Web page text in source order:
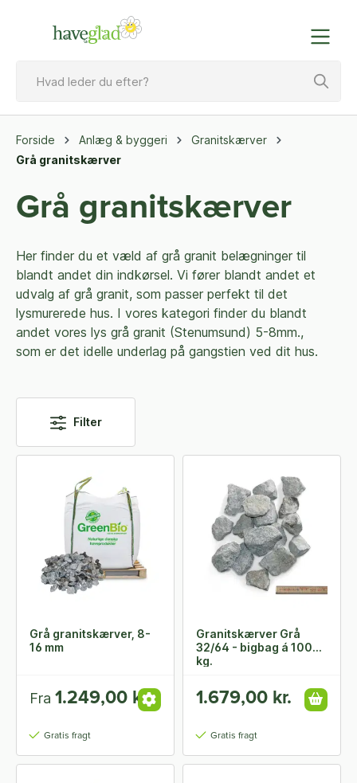
Forside Anlæg & byggeri
Granitskærver
Grå granitskærver
Grå granitskærver
Her finder du et væld af grå granit belægninger til
blandt andet din indkørsel. Vi fører blandt andet et
udvalg af grå granit, som passer perfekt til det
lysmurerede hus. I vores kategori finder du blandt
andet vores lys grå granit (Stenumsund) 5-8mm.,
som er det idelle underlag på gangstien ved dit hus.
Filter
Grå granitskærver, 8-
16 mm
Fra 1.249,00 kr.
Gratis fragt
Granitskærver Grå
32/64 - bigbag á 1000
kg.
1.679,00 kr.
Gratis fragt